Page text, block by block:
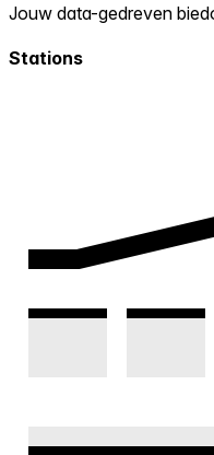
Jouw data-gedreven
Stations